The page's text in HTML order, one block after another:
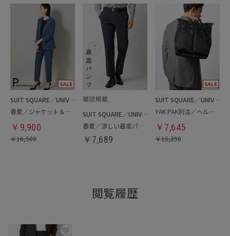
SUIT SQUARE／UNIVERSAL LANGUAGE／WHITE
春夏／ジャケット＆パンツセットアップ／洗濯ネット付き
￥ 9,900
￥16,500
SUIT SQUARE／UNIVERSAL LANGUAGE
春夏／涼しい最高パンツ
￥ 7,689
SUIT SQUARE／UNIVERSAL LANGUAGE
YAK PAK別注／ヘルメットバッグ
￥ 7,645
￥15,290
閲覧履歴